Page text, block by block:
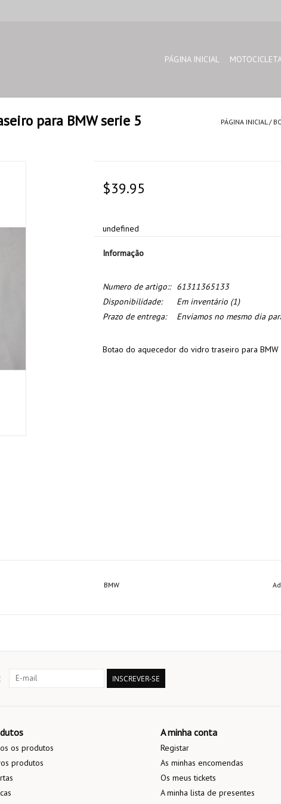
PÁGINA INICIAL
para BMW serie 5
PÁGINA INICIAL/
$39.95
undefined
Informação
Numero de artigo::
61311365133
Disponibilidade:
Em inventário(1)
Prazo de entrega:
Enviamos no mesmo dia
Botao do aquecedor do vidro traseiro para BMW
BMW
INSCREVER-SE
os produtos
produtos
A minha conta
Registar
As minhas encomendas
Os meus tickets
A minha lista de presentes